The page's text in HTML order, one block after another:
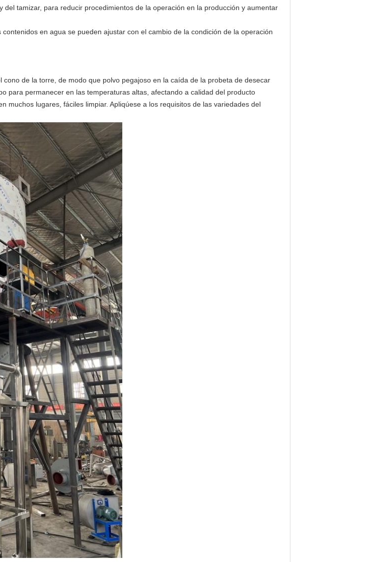
tamizar, para reducir procedimientos de la operación en la producción y aumentar
en agua se pueden ajustar con el cambio de la condición de la operación
de la torre, de modo que polvo pegajoso en la caída de la probeta de desecar
para permanecer en las temperaturas altas, afectando a calidad del producto
muchos lugares, fáciles limpiar. Apliqúese a los requisitos de las variedades del